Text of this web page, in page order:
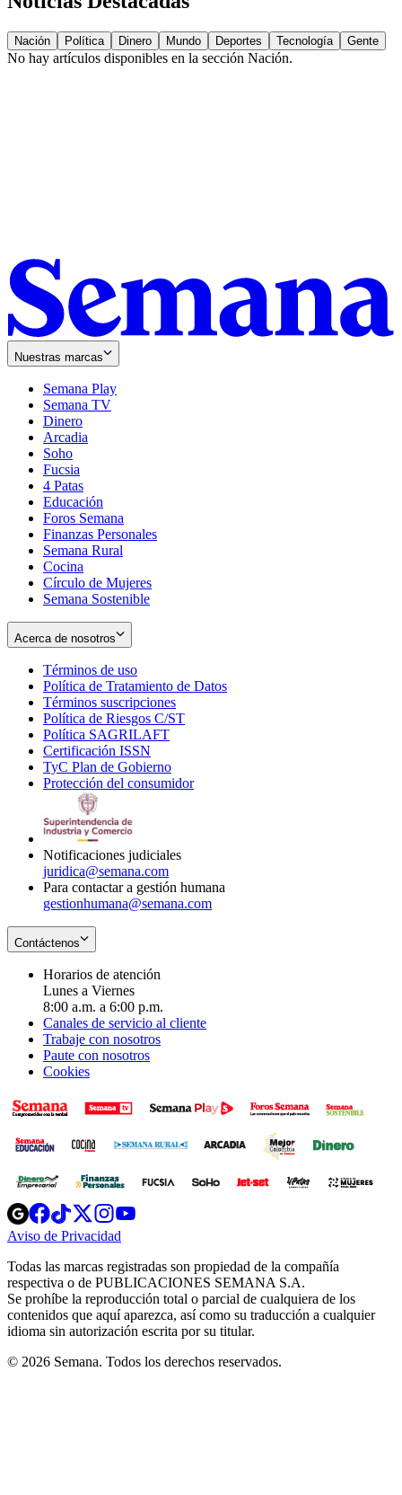
Nación Política Dinero Mundo Deportes Tecnología Gente
No hay artículos disponibles en la sección Nación.
Nuestras marcas
Semana Play
Semana TV
Dinero
Arcadia
Soho
in
new
window
Fucsia
in
new
window
4 Patas
Educación
Foros Semana
Finanzas Personales
Semana Rural
Cocina
Círculo de Mujeres
Semana Sostenible
Acerca de nosotros
Términos de uso
in
new
window
Política de Tratamiento de Datos
Términos suscripciones
in
Política de Riesgos C/ST
Política SAGRILAFT
new
window
Certificación ISSN
in
new
TyC Plan de Gobierno
in
Protección del consumidorOpens
Notificaciones judiciales
juridica@semana.com
Para contactar a gestión humana
gestionhumana@semana.com
Contáctenos
Horarios de atención
Lunes a Viernes
8:00 a.m. a 6:00 p.m.
Canales de servicio al cliente
Trabaje con nosotros
Paute con nosotros
Cookies
Opens
in
new
Opens
in
new
Opens
in
new
window
Opens
new
windowwindow
Aviso de Privacidad
new
window
Todas las marcas registradas son propiedad de la compañía
respectiva o de PUBLICACIONES SEMANA S.A.
Se prohíbe la reproducción total o parcial de cualquiera de los
contenidos que aquí aparezca, así como su traducción a cualquier
idioma sin autorización escrita por su titular.
© 2026 Semana. Todos los derechos reservados.